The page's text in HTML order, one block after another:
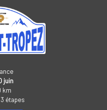
juin
km
étapes